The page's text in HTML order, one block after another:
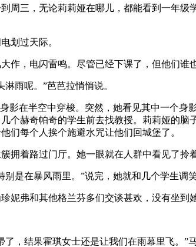
周三，无论莉莉娅在哪儿，都能看到一年
划过天际。
，电闪雷鸣。尽管已经下课了，但他们谁
雨呢。”芭芭拉悄悄说。
在半空中穿梭。突然，她看见其中一个身
个赫奇帕奇的学生前去找教授。莉莉娅的
们每个人挨个施避水咒让他们回城堡了。
拥着路过门厅。她一眼就在人群中看见了拎
是在暴风雨里。”说完，她就和几个学生调笑
妮弗和其他格兰芬多们交谈甚欢，没有坐到
，结果霍琪女士还是让我们在雨幕里飞。”